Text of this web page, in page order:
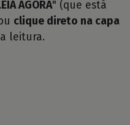
AGORA" (que está
clique direto na capa
leitura.